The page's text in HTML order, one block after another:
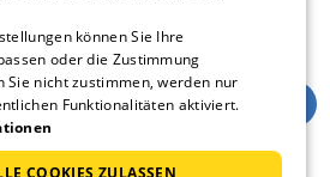
können Sie Ihre
oder die Zustimmung
Sie nicht zustimmen, werden nur
Funktionalitäten aktiviert.
COOKIES ZULASSEN